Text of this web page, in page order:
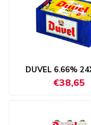
DUVEL 6.66%
€38,65